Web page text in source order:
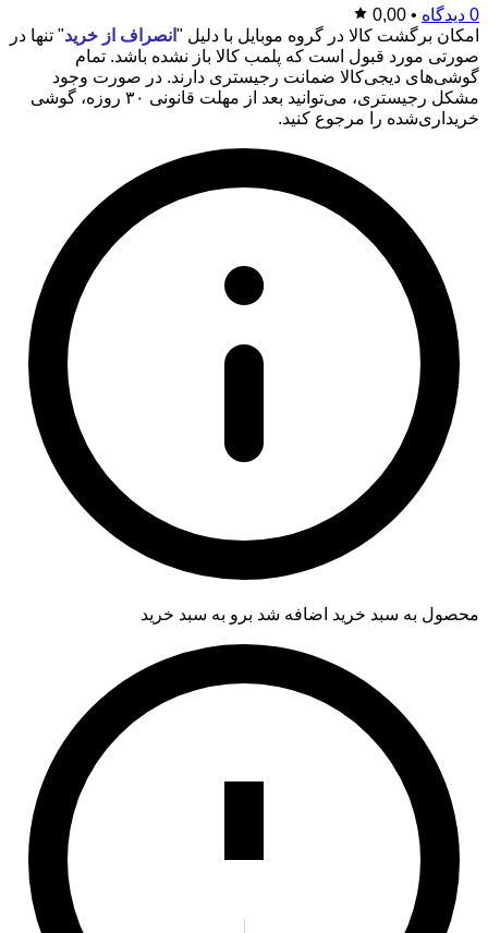
0 دیدگاه •
0,00
امکان برگشت کالا در گروه موبایل با دلیل " انصراف از خرید" تنها در
صورتی مورد قبول است که پلمب کالا باز نشده باشد. تمام
گوشی‌های دیجی‌کالا ضمانت رجیستری دارند. در صورت وجود
مشکل رجیستری، می‌توانید بعد از مهلت قانونی ۳۰ روزه، گوشی
خریداری‌شده را مرجوع کنید.
محصول به سبد خرید اضافه شد برو به سبد خرید